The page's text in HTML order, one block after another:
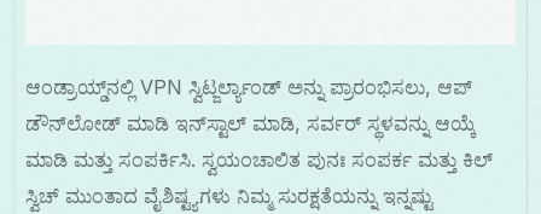
ಆಂಡ್ರಾಯ್ಡ್‌ನಲ್ಲಿ VPN ಸ್ವಿಟ್ಜರ್ಲ್ಯಾಂಡ್ ಅನ್ನು ಪ್ರಾರಂಭಿಸಲು, ಆಪ್
ಡೌನ್‌ಲೋಡ್ ಮಾಡಿ ಇನ್‌ಸ್ಟಾಲ್ ಮಾಡಿ, ಸರ್ವರ್ ಸ್ಥಳವನ್ನು ಆಯ್ಕೆ
ಮಾಡಿ ಮತ್ತು ಸಂಪರ್ಕಿಸಿ. ಸ್ವಯಂಚಾಲಿತ ಪುನಃ ಸಂಪರ್ಕ ಮತ್ತು ಕಿಲ್
ಸ್ವಿಚ್ ಮುಂತಾದ ವೈಶಿಷ್ಟ್ಯಗಳು ನಿಮ್ಮ ಸುರಕ್ಷತೆಯನ್ನು ಇನ್ನಷ್ಟು